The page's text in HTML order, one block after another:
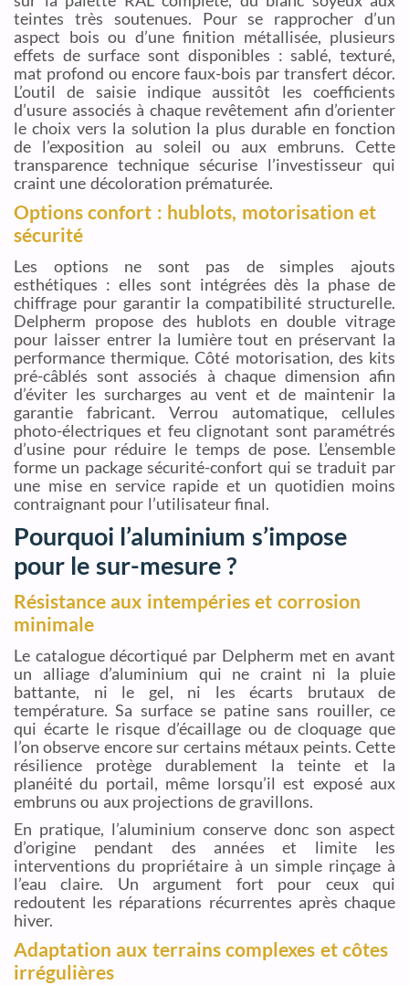
teintes très soutenues. Pour se rapprocher d’un
aspect bois ou d’une finition métallisée, plusieurs
effets de surface sont disponibles : sablé, texturé,
mat profond ou encore faux-bois par transfert décor.
L’outil de saisie indique aussitôt les coefficients
d’usure associés à chaque revêtement afin d’orienter
le choix vers la solution la plus durable en fonction
de l’exposition au soleil ou aux embruns. Cette
transparence technique sécurise l’investisseur qui
craint une décoloration prématurée.
Options confort : hublots, motorisation et
sécurité
Les options ne sont pas de simples ajouts
esthétiques : elles sont intégrées dès la phase de
chiffrage pour garantir la compatibilité structurelle.
Delpherm propose des hublots en double vitrage
pour laisser entrer la lumière tout en préservant la
performance thermique. Côté motorisation, des kits
pré-câblés sont associés à chaque dimension afin
d’éviter les surcharges au vent et de maintenir la
garantie fabricant. Verrou automatique, cellules
photo-électriques et feu clignotant sont paramétrés
d’usine pour réduire le temps de pose. L’ensemble
forme un package sécurité-confort qui se traduit par
une mise en service rapide et un quotidien moins
contraignant pour l’utilisateur final.
Pourquoi l’aluminium s’impose
pour le sur-mesure ?
Résistance aux intempéries et corrosion
minimale
Le catalogue décortiqué par Delpherm met en avant
un alliage d’aluminium qui ne craint ni la pluie
battante, ni le gel, ni les écarts brutaux de
température. Sa surface se patine sans rouiller, ce
qui écarte le risque d’écaillage ou de cloquage que
l’on observe encore sur certains métaux peints. Cette
résilience protège durablement la teinte et la
planéité du portail, même lorsqu’il est exposé aux
embruns ou aux projections de gravillons.
En pratique, l’aluminium conserve donc son aspect
d’origine pendant des années et limite les
interventions du propriétaire à un simple rinçage à
l’eau claire. Un argument fort pour ceux qui
redoutent les réparations récurrentes après chaque
hiver.
Adaptation aux terrains complexes et côtes
irrégulières